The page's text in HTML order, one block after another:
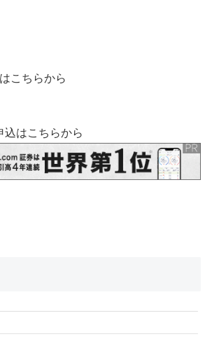
こちらから
込はこちらから